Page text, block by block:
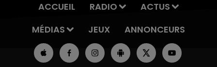
ACCUEIL RADIO
ACTUS
MÉDIAS
JEUX ANNONCEURS